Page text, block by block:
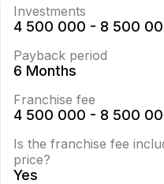
Investments
4 500 000 - 8 500
Payback period
6 Months
Franchise fee
4 500 000 - 8 500
Is the franchise fee
price?
Yes